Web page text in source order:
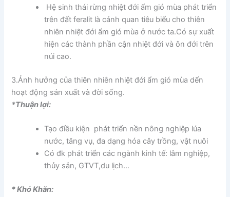
Hệ sinh thái rừng nhiệt đới ẩm gió mùa phát triển
trên đất feralit là cảnh quan tiêu biểu cho thiên
nhiên nhiệt đới ẩm gió mùa ở nước ta.Có sự xuất
hiện các thành phần cận nhiệt đới và ôn đới trên
núi cao.
3.Ảnh hưởng của thiên nhiên nhiệt đới ẩm gió mùa dến
hoạt động sản xuất và đời sống.
*Thuận lợi:
Tạo điều kiện phát triển nền nông nghiệp lúa
nước, tăng vụ, đa dạng hóa cây trồng, vật nuôi
Có đk phát triển các ngành kinh tế: lâm nghiệp,
thủy sản, GTVT,du lịch…
* Khó Khăn: